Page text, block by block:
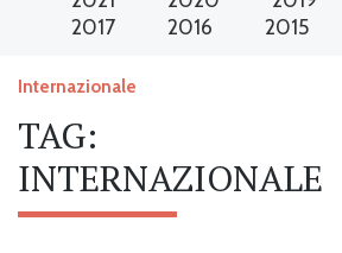
2017
2016 2015
Internazionale
TAG:
INTERNAZIONALE